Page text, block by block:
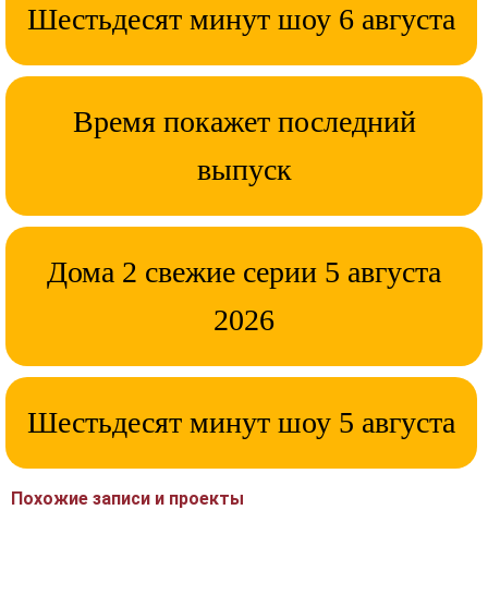
Шестьдесят минут шоу 6 августа
Время покажет последний
выпуск
Дома 2 свежие серии 5 августа
2026
Шестьдесят минут шоу 5 августа
Похожие записи и проекты